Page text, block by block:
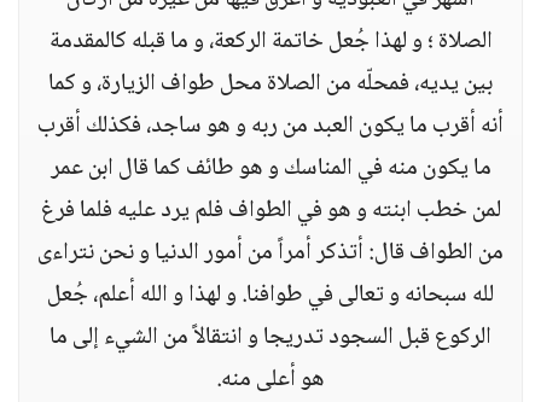
الصلاة ؛ و لهذا جُعل خاتمة الركعة، و ما قبله كالمقدمة
بين يديه، فمحلّه من الصلاة محل طواف الزيارة، و كما
أنه أقرب ما يكون العبد من ربه و هو ساجد، فكذلك أقرب
ما يكون منه في المناسك و هو طائف كما قال ابن عمر
لمن خطب ابنته و هو في الطواف فلم يرد عليه فلما فرغ
من الطواف قال: أتذكر أمراً من أمور الدنيا و نحن نتراءى
لله سبحانه و تعالى في طوافنا. و لهذا و الله أعلم، جُعل
الركوع قبل السجود تدريجا و انتقالاً من الشيء إلى ما
هو أعلى منه.